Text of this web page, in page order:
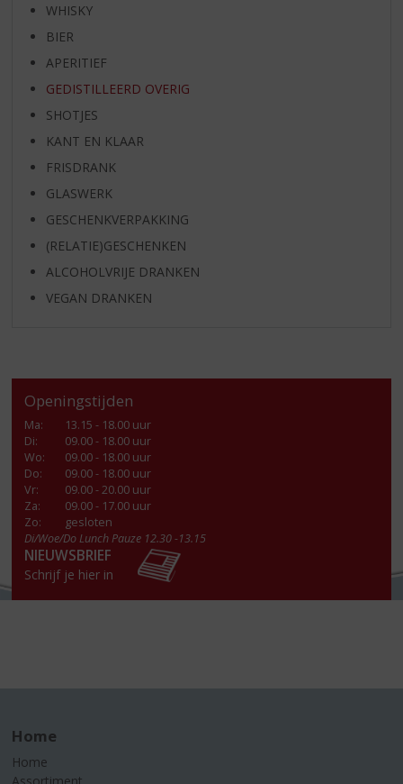
WHISKY
BIER
APERITIEF
GEDISTILLEERD OVERIG
SHOTJES
KANT EN KLAAR
FRISDRANK
GLASWERK
GESCHENKVERPAKKING
(RELATIE)GESCHENKEN
ALCOHOLVRIJE DRANKEN
VEGAN DRANKEN
Openingstijden
Ma:
13.15 - 18.00 uur
Di:
09.00 - 18.00 uur
Wo:
09.00 - 18.00 uur
Do:
09.00 - 18.00 uur
Vr:
09.00 - 20.00 uur
Za:
09.00 - 17.00 uur
Zo:
gesloten
Di/Woe/Do Lunch Pauze 12.30 -13.15
NIEUWSBRIEF
Schrijf je hier in
Home
Home
Assortiment